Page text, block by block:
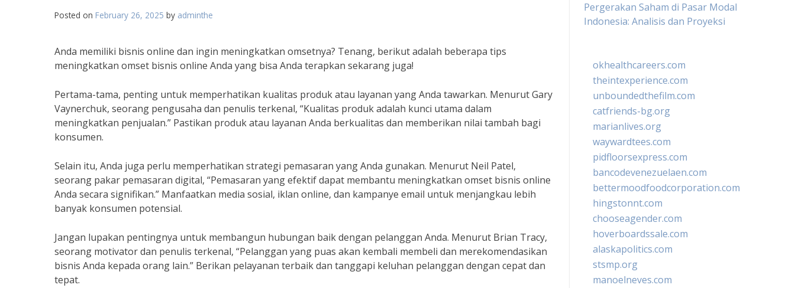
Posted on February 26, 2025 by adminthe
Anda memiliki bisnis online dan ingin meningkatkan omsetnya? Tenang, berikut adalah beberapa tips
meningkatkan omset bisnis online Anda yang bisa Anda terapkan sekarang juga!
Pertama-tama, penting untuk memperhatikan kualitas produk atau layanan yang Anda tawarkan. Menurut Gary
Vaynerchuk, seorang pengusaha dan penulis terkenal, “Kualitas produk adalah kunci utama dalam
meningkatkan penjualan.” Pastikan produk atau layanan Anda berkualitas dan memberikan nilai tambah bagi
konsumen.
Selain itu, Anda juga perlu memperhatikan strategi pemasaran yang Anda gunakan. Menurut Neil Patel,
seorang pakar pemasaran digital, “Pemasaran yang efektif dapat membantu meningkatkan omset bisnis online
Anda secara signifikan.” Manfaatkan media sosial, iklan online, dan kampanye email untuk menjangkau lebih
banyak konsumen potensial.
Jangan lupakan pentingnya untuk membangun hubungan baik dengan pelanggan Anda. Menurut Brian Tracy,
seorang motivator dan penulis terkenal, “Pelanggan yang puas akan kembali membeli dan merekomendasikan
bisnis Anda kepada orang lain.” Berikan pelayanan terbaik dan tanggapi keluhan pelanggan dengan cepat dan
tepat.
Pergerakan Saham di Pasar Modal
Indonesia: Analisis dan Proyeksi
okhealthcareers.com
theintexperience.com
unboundedthefilm.com
catfriends-bg.org
marianlives.org
waywardtees.com
pidfloorsexpress.com
bancodevenezuelaen.com
bettermoodfoodcorporation.com
hingstonnt.com
chooseagender.com
hoverboardssale.com
alaskapolitics.com
stsmp.org
manoelneves.com